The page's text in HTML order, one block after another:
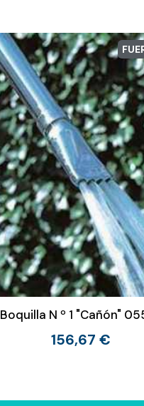
Boquilla N º 1 "Cañón"
156,67 €